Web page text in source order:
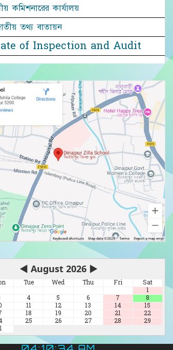
কমিশনারের কার্যালয়
তথ্য বাতায়ন
of Inspection and Audit
◀ August 2026 ▶
Tue Wed Thu Fri
Sat
1
4 5 6 7
8
11 12 13 14
15
18 19 20 21
22
25 26 27 28
29